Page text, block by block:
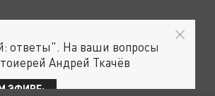
ответы". На ваши вопросы
Андрей Ткачёв
ЭФИРЕ: